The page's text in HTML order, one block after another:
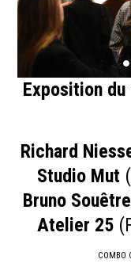
Exposition
Richard
Studio Mut
Bruno Souêtre
Atelier 25
COMBO